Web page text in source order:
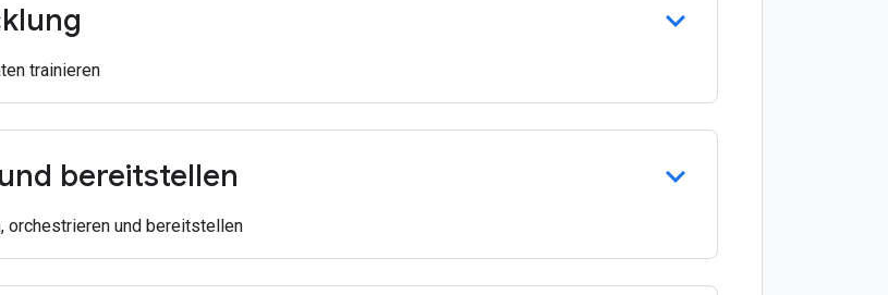
trainieren
bereitstellen
orchestrieren und bereitstellen